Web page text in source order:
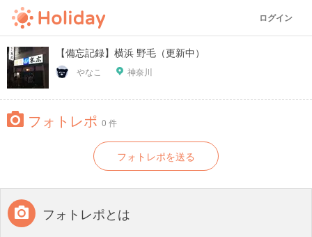
ログイン
【備忘記録】横浜 野毛（更新中）
やなこ 神奈川
フォトレポ 0 件
フォトレポを送る
フォトレポとは